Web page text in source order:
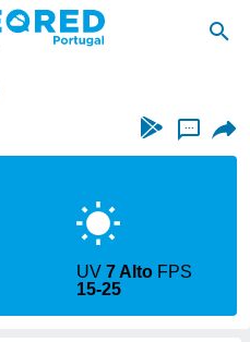
...
UV7 Alto FPS
15-25